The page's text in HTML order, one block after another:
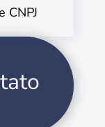
CNPJ